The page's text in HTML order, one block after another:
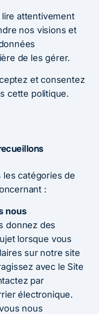
attentivement
nos visions et
de les gérer.
et consentez
cette politique.
catégories de
:
nous
donnez des
lorsque vous
sur notre site
avec le Site
par
électronique.
nous